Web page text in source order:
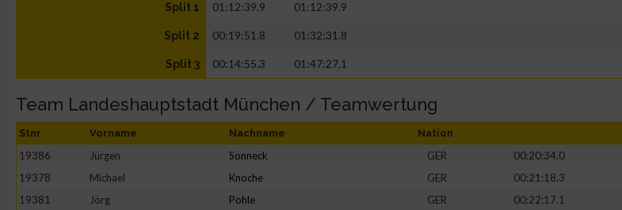
Split 1 01:12:39.9 01:12:39.9
Split 2 00:19:51.8 01:32:31.8
Split 3 00:14:55.3 01:47:27.1
Team Landeshauptstadt München / Teamwertung
Stnr Vorname Nachname Nation
19386 Jürgen Sonneck GER 00:20:34.0
19378
Michael Knoche GER
00:21:18.3
19381
Jörg Pohle GER
00:22:17.1